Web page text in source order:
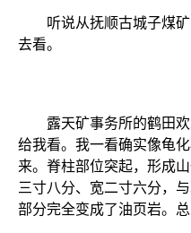
听说从抚顺古城子煤矿
去看。
露天矿事务所的鹤田欢
给我看。我一看确实像龟
来。脊柱部位突起，形成
三寸八分、宽二寸六分，
部分完全变成了油页岩。总